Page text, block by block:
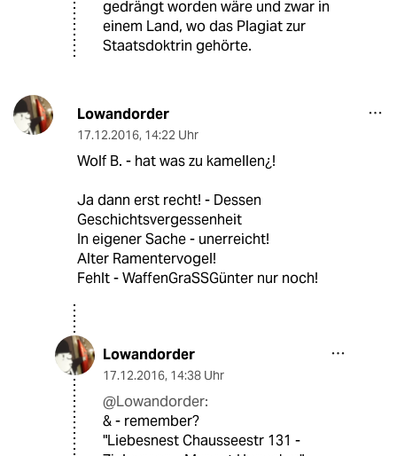
gedrängt worden wäre und zwar in
einem Land, wo das Plagiat zur
Staatsdoktrin gehörte.
Lowandorder
17.12.2016, 14:22 Uhr
Wolf B. - hat was zu kamellen¿!
Ja dann erst recht! - Dessen
Geschichtsvergessenheit
In eigener Sache - unerreicht!
Alter Ramentervogel!
Fehlt - WaffenGraSSGünter nur noch!
Lowandorder
17.12.2016, 14:38 Uhr
@Lowandorder:
& - remember?
"Liebesnest Chausseestr 131 -